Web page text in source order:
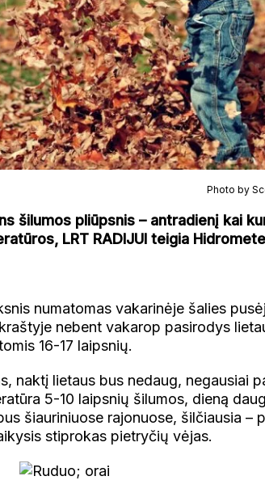
Photo by
šilumos pliūpsnis – antradienį kai
LRT RADIJUI teigia
numatomas vakarinėje šalies
nebent vakarop pasirodys
16-17 laipsnių.
naktį lietaus bus nedaug, negausiai
5-10 laipsnių šilumos, dieną
šiauriniuose rajonuose, šilčiausia –
stiprokas pietryčių vėjas.